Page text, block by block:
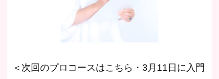
＜次回のプロコースはこちら・3月11日に入門